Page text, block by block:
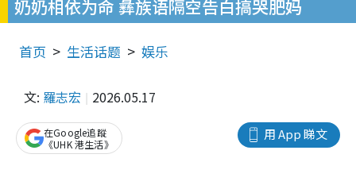
奶奶相依为命 彝族语隔空告白搞哭肥妈
首页 生活话题 娱乐
文: 羅志宏 2026.05.17
用 App 睇文
在Google追蹤
《UHK 港生活》